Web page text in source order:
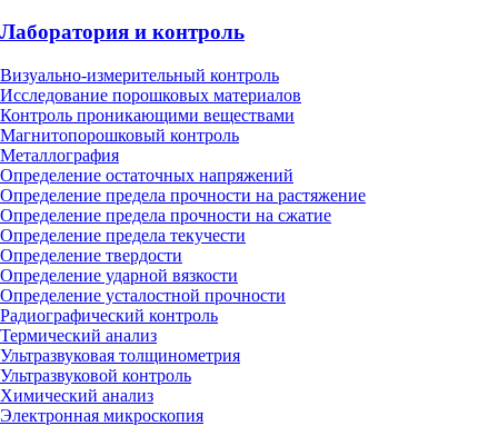
Лаборатория и контроль
Визуально-измерительный контроль
Исследование порошковых материалов
Контроль проникающими веществами
Магнитопорошковый контроль
Металлография
Определение остаточных напряжений
Определение предела прочности на растяжение
Определение предела прочности на сжатие
Определение предела текучести
Определение твердости
Определение ударной вязкости
Определение усталостной прочности
Радиографический контроль
Термический анализ
Ультразвуковая толщинометрия
Ультразвуковой контроль
Химический анализ
Электронная микроскопия